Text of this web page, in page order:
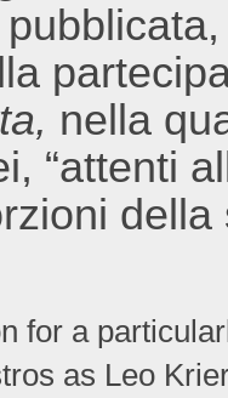
nella
“attenti
for a
as Leo